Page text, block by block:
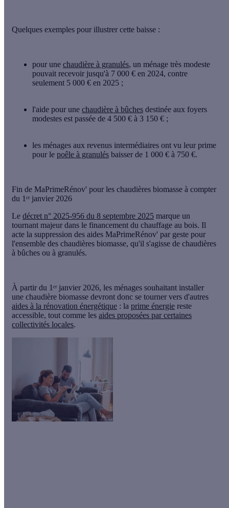
Quelques exemples pour illustrer cette baisse :
pour une chaudière à granulés, un ménage très modeste
pouvait recevoir jusqu'à 7 000 € en 2024, contre
seulement 5 000 € en 2025 ;
l'aide pour une chaudière à bûches destinée aux foyers
modestes est passée de 4 500 € à 3 150 € ;
les ménages aux revenus intermédiaires ont vu leur prime
pour le poêle à granulés baisser de 1 000 € à 750 €.
Fin de MaPrimeRénov' pour les chaudières biomasse à compter
du 1ᵉʳ janvier 2026
Le décret n° 2025-956 du 8 septembre 2025 marque un
tournant majeur dans le financement du chauffage au bois. Il
acte la suppression des aides MaPrimeRénov' par geste pour
l'ensemble des chaudières biomasse, qu'il s'agisse de chaudières
à bûches ou à granulés.
À partir du 1ᵉʳ janvier 2026, les ménages souhaitant installer
une chaudière biomasse devront donc se tourner vers d'autres
aides à la rénovation énergétique : la prime énergie reste
accessible, tout comme les aides proposées par certaines
collectivités locales.